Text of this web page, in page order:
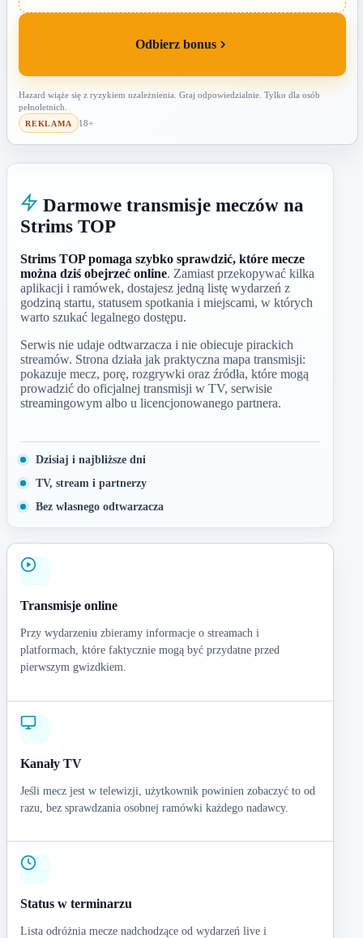
Odbierz bonus
Hazard wiąże się z ryzykiem uzależnienia. Graj odpowiedzialnie. Tylko dla osób
pełnoletnich.
REKLAMA 18+
Darmowe transmisje meczów na
Strims TOP
Strims TOP pomaga szybko sprawdzić, które mecze
można dziś obejrzeć online. Zamiast przekopywać kilka
aplikacji i ramówek, dostajesz jedną listę wydarzeń z
godziną startu, statusem spotkania i miejscami, w których
warto szukać legalnego dostępu.
Serwis nie udaje odtwarzacza i nie obiecuje pirackich
streamów. Strona działa jak praktyczna mapa transmisji:
pokazuje mecz, porę, rozgrywki oraz źródła, które mogą
prowadzić do oficjalnej transmisji w TV, serwisie
streamingowym albo u licencjonowanego partnera.
Dzisiaj i najbliższe dni
TV, stream i partnerzy
Bez własnego odtwarzacza
Transmisje online
Przy wydarzeniu zbieramy informacje o streamach i
platformach, które faktycznie mogą być przydatne przed
pierwszym gwizdkiem.
Kanały TV
Jeśli mecz jest w telewizji, użytkownik powinien zobaczyć to od
razu, bez sprawdzania osobnej ramówki każdego nadawcy.
Status w terminarzu
Lista odróżnia mecze nadchodzące od wydarzeń live i